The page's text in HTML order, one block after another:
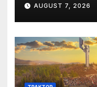
и 11 август
AUGUST 7, 2026